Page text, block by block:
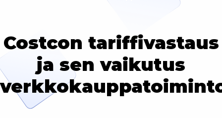
Costcon tariffivastaus
ja sen vaikutus